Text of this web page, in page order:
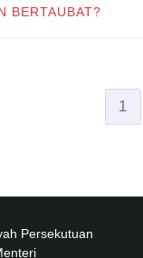
BERTAUBAT?
1
Persekutuan